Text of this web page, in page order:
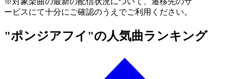
ービスにて十分にご確認のうえでご利用ください。
"ポンジアフイ"の人気曲ランキング